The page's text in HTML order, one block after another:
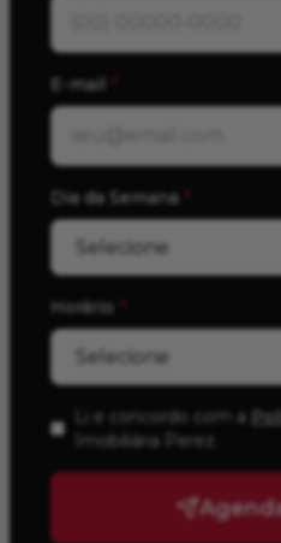
E-mail *
Dia da Semana *
Horário *
Li e concordo com a
Imobiliária Perez